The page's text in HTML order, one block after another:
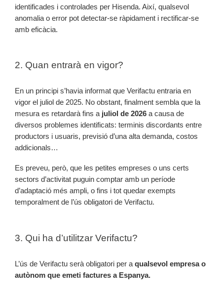
identificades i controlades per Hisenda. Així, qualsevol
anomalia o error pot detectar-se ràpidament i rectificar-se
amb eficàcia.
2. Quan entrarà en vigor?
En un principi s’havia informat que Verifactu entraria en
vigor el juliol de 2025. No obstant, finalment sembla que la
mesura es retardarà fins a juliol de 2026 a causa de
diversos problemes identificats: terminis discordants entre
productors i usuaris, previsió d’una alta demanda, costos
addicionals…
Es preveu, però, que les petites empreses o uns certs
sectors d’activitat puguin comptar amb un període
d’adaptació més ampli, o fins i tot quedar exempts
temporalment de l’ús obligatori de Verifactu.
3. Qui ha d’utilitzar Verifactu?
L’ús de Verifactu serà obligatori per a qualsevol empresa o
autònom que emeti factures a Espanya.